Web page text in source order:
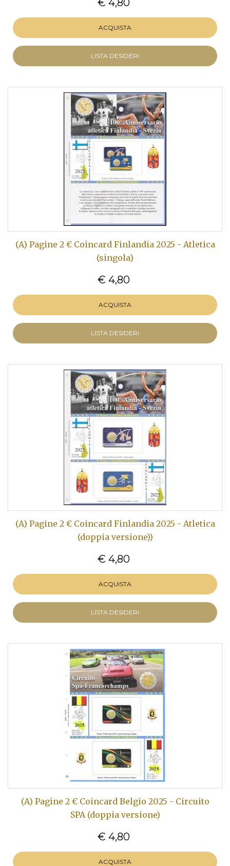
€ 4,80
ACQUISTA
LISTA DESIDERI
(A) Pagine 2 € Coincard Finlandia 2025 - Atletica
(singola)
€ 4,80
ACQUISTA
LISTA DESIDERI
(A) Pagine 2 € Coincard Finlandia 2025 - Atletica
(doppia versione))
€ 4,80
ACQUISTA
LISTA DESIDERI
(A) Pagine 2 € Coincard Belgio 2025 - Circuito
SPA (doppia versione)
€ 4,80
ACQUISTA